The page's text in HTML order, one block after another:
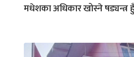
मधेशका अधिकार खोस्ने षड्यन्त्र